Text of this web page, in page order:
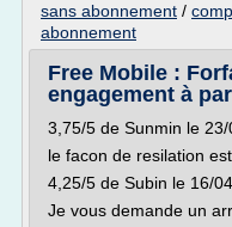
sans abonnement /
abonnement
Free Mobile :
engagement à
3,75/5 de Sunmin le 23/
le facon de resilation
4,25/5 de Subin le 16/
Je vous demande un